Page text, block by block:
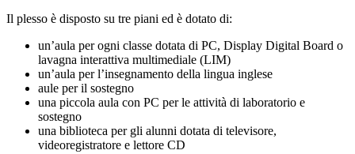
Il plesso è disposto su tre piani ed è dotato di:
un’aula per ogni classe dotata di PC, Display Digital Board o
lavagna interattiva multimediale (LIM)
un’aula per l’insegnamento della lingua inglese
aule per il sostegno
una piccola aula con PC per le attività di laboratorio e
sostegno
una biblioteca per gli alunni dotata di televisore,
videoregistratore e lettore CD